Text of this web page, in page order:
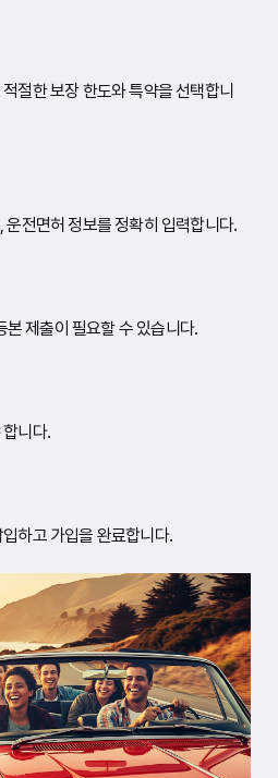
절한 보장 한도와 특약을 선택합니
운전면허 정보를 정확히 입력합니다.
제출이 필요할 수 있습니다.
니다.
하고 가입을 완료합니다.